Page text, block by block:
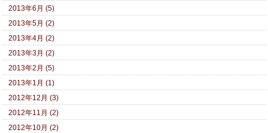
2013年6月 (5)
2013年5月 (2)
2013年4月 (2)
2013年3月 (2)
2013年2月 (5)
2013年1月 (1)
2012年12月 (3)
2012年11月 (2)
2012年10月 (2)